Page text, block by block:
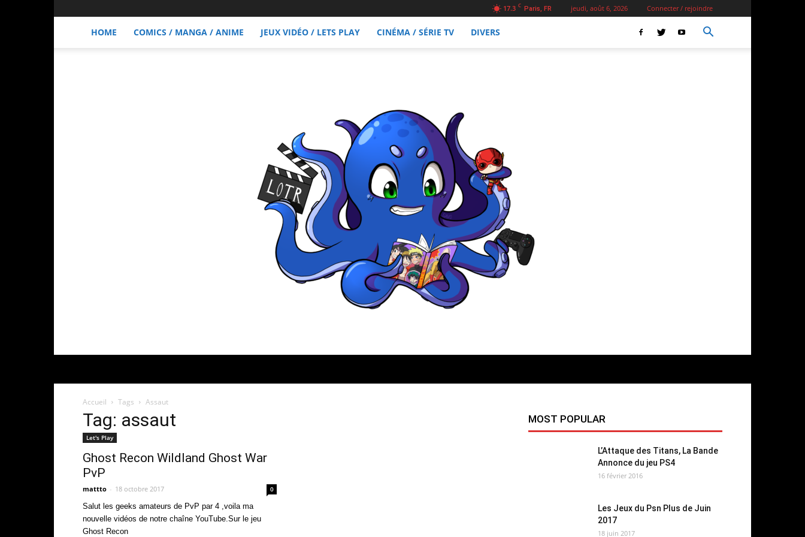
17.3 C Paris, FR jeudi, août 6, 2026 Connecter / rejoindre
HOME COMICS / MANGA / ANIME JEUX VIDÉO / LETS PLAY CINÉMA / SÉRIE TV DIVERS
Accueil Tags Assaut
Tag: assaut
Let's Play
Ghost Recon Wildland Ghost War
PvP
mattto - 18 octobre 2017 0
Salut les geeks amateurs de PvP par 4 ,voila ma
nouvelle vidéos de notre chaîne YouTube.Sur le jeu
Ghost Recon
MOST POPULAR
L’Attaque des Titans, La Bande
Annonce du jeu PS4
16 février 2016
Les Jeux du Psn Plus de Juin
2017
18 juin 2017